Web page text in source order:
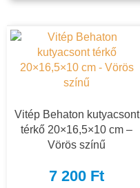
Vitép Behaton kutyacsont
térkő 20×16,5×10 cm –
Vörös színű
7 200 Ft